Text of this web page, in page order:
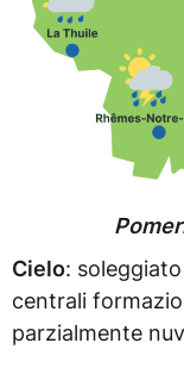
Cielo:
centrali
parzialmente